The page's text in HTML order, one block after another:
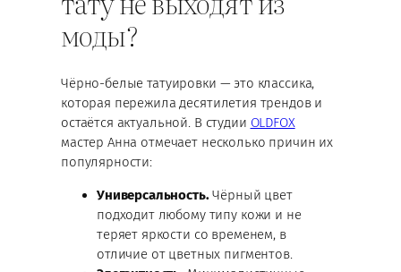
моды?
Чёрно-белые татуировки — это классика,
которая пережила десятилетия трендов и
остаётся актуальной. В студии OLDFOX
мастер Анна отмечает несколько причин их
популярности:
Универсальность.Чёрный цвет
подходит любому типу кожи и не
теряет яркости со временем, в
отличие от цветных пигментов.